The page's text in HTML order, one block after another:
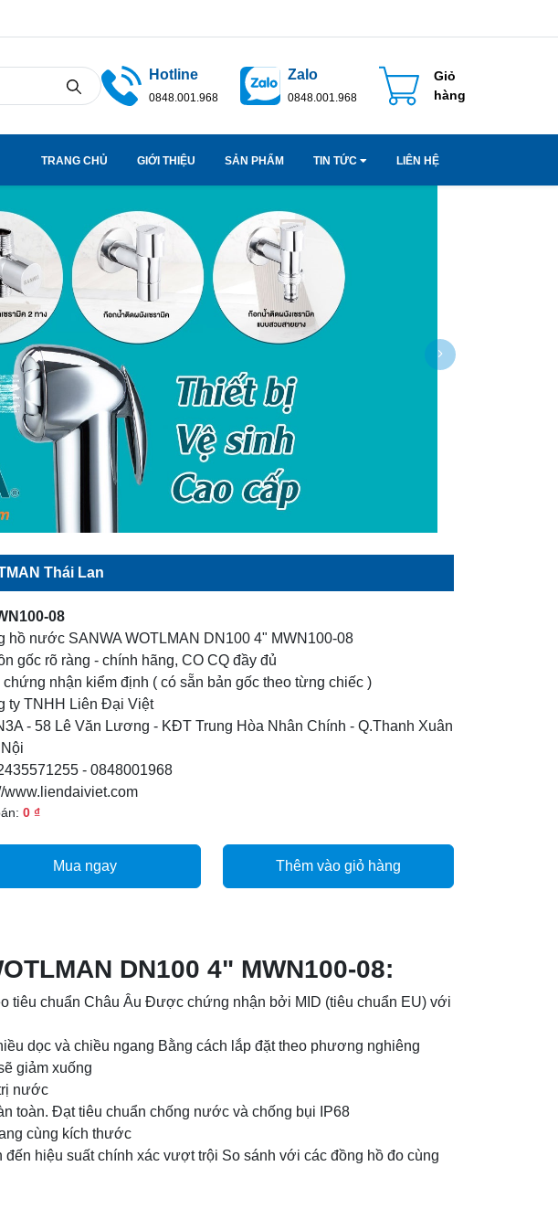
Hotline
0848.001.968
Zalo
0848.001.968
Giỏ
hàng
TRANG CHỦ GIỚI THIỆU SẢN PHẨM TIN TỨC LIÊN HỆ
Thái Lan
08
hồ nước SANWA WOTLMAN DN100 4" MWN100-08
gốc rõ ràng - chính hãng, CO CQ đầy đủ
chứng nhận kiểm định ( có sẵn bản gốc theo từng chiếc )
ty TNHH Liên Đại Việt
- 58 Lê Văn Lương - KĐT Trung Hòa Nhân Chính - Q.Thanh Xuân
- 0848001968
www.liendaiviet.com
0 ₫
Mua ngay Thêm vào giỏ hàng
DN100 4" MWN100-08:
tiêu chuẩn Châu Âu Được chứng nhận bởi MID (tiêu chuẩn EU) với
dọc và chiều ngang Bằng cách lắp đặt theo phương nghiêng
giảm xuống
nước
toàn. Đạt tiêu chuẩn chống nước và chống bụi IP68
cùng kích thước
hiệu suất chính xác vượt trội So sánh với các đồng hồ đo cùng